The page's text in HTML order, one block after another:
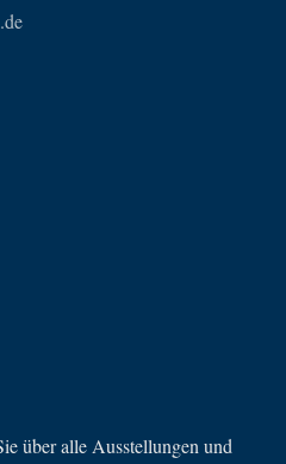
über alle Ausstellungen und